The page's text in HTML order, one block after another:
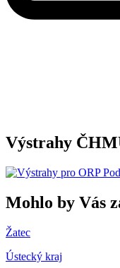
Výstrahy
Mohlo by Vás
Žatec
Ústecký kraj